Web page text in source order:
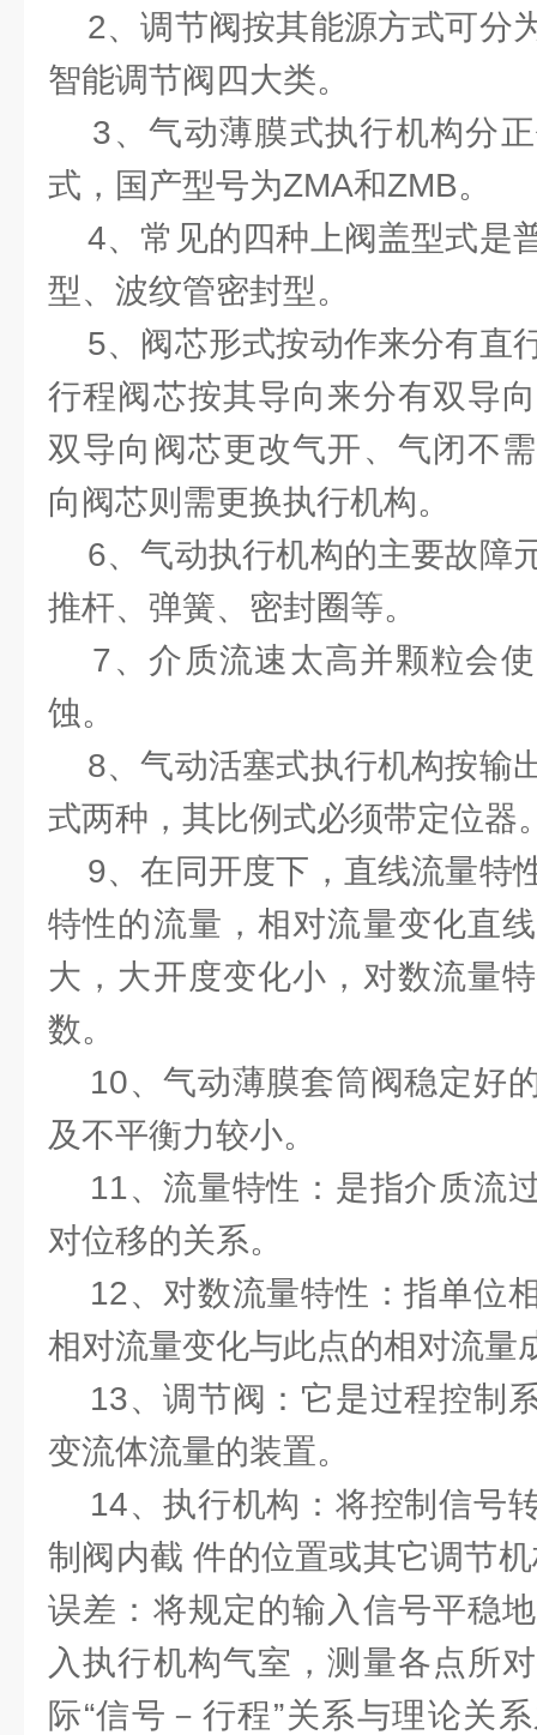
2、调节阀按其能源方式可分
智能调节阀四大类。
3、气动薄膜式执行机构分
式，国产型号为ZMA和ZMB。
4、常见的四种上阀盖型式是
型、波纹管密封型。
5、阀芯形式按动作来分有直
行程阀芯按其导向来分有双导
双导向阀芯更改气开、气闭不
向阀芯则需更换执行机构。
6、气动执行机构的主要故障
推杆、弹簧、密封圈等。
7、介质流速太高并颗粒会
蚀。
8、气动活塞式执行机构按输
式两种，其比例式必须带定位器
9、在同开度下，直线流量特
特性的流量，相对流量变化直
大，大开度变化小，对数流量
数。
10、气动薄膜套筒阀稳定好
及不平衡力较小。
11、流量特性：是指介质流
对位移的关系。
12、对数流量特性：指单位
相对流量变化与此点的相对流量
13、调节阀：它是过程控制
变流体流量的装置。
14、执行机构：将控制信号
制阀内截 件的位置或其它调节
误差：将规定的输入信号平稳
入执行机构气室，测量各点所
际“信号－行程”关系与理论关